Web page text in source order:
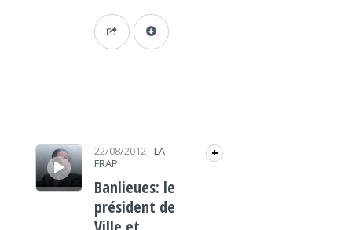
Lecteur audio 22/08/2012- LA
FRAP
+
Banlieues: le
président de